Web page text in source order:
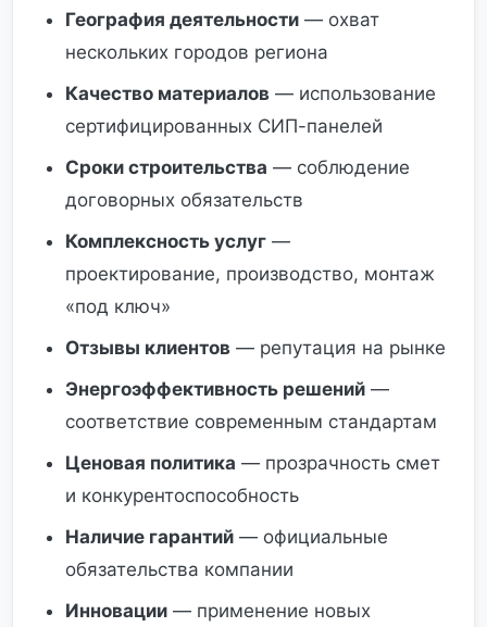
География деятельности — охват
нескольких городов региона
Качество материалов — использование
сертифицированных СИП-панелей
Сроки строительства — соблюдение
договорных обязательств
Комплексность услуг —
проектирование, производство, монтаж
«под ключ»
Отзывы клиентов — репутация на рынке
Энергоэффективность решений —
соответствие современным стандартам
Ценовая политика — прозрачность смет
и конкурентоспособность
Наличие гарантий — официальные
обязательства компании
Инновации — применение новых